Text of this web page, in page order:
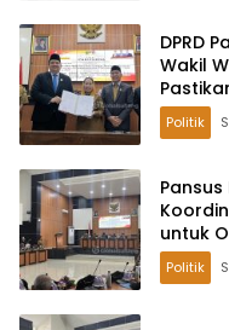
DPRD
Wakil
Dibenahi
Politik
Pansus
untuk
Politik